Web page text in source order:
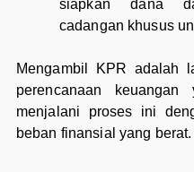
siapkan dana
cadangan khusus
Mengambil KPR adalah
perencanaan
menjalani proses ini
beban finansial yang berat.